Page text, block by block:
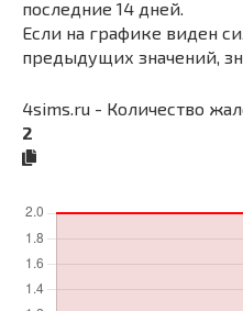
последние 14 дней.
Если на графике виден
предыдущих значений,
4sims.ru - Количество
2